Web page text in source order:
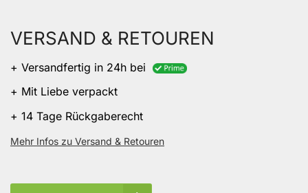
VERSAND & RETOUREN
+ Versandfertig in 24h bei
+ Mit Liebe verpackt
+ 14 Tage Rückgaberecht
Mehr Infos zu Versand & Retouren